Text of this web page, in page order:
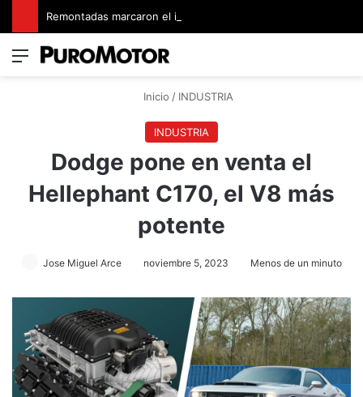
Menú
Inicio / INDUSTRIA
INDUSTRIA
Dodge pone en venta el
Hellephant C170, el V8 más
potente
Jose Miguel Arce noviembre 5, 2023 Menos de un minuto